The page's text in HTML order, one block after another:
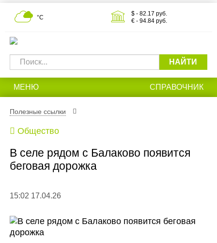
°С
$ - 82.17 руб.
€ - 94.84 руб.
НАЙТИ
МЕНЮ СПРАВОЧНИК
Полезные ссылки
Общество
В селе рядом с Балаково появится
беговая дорожка
15:02 17.04.26